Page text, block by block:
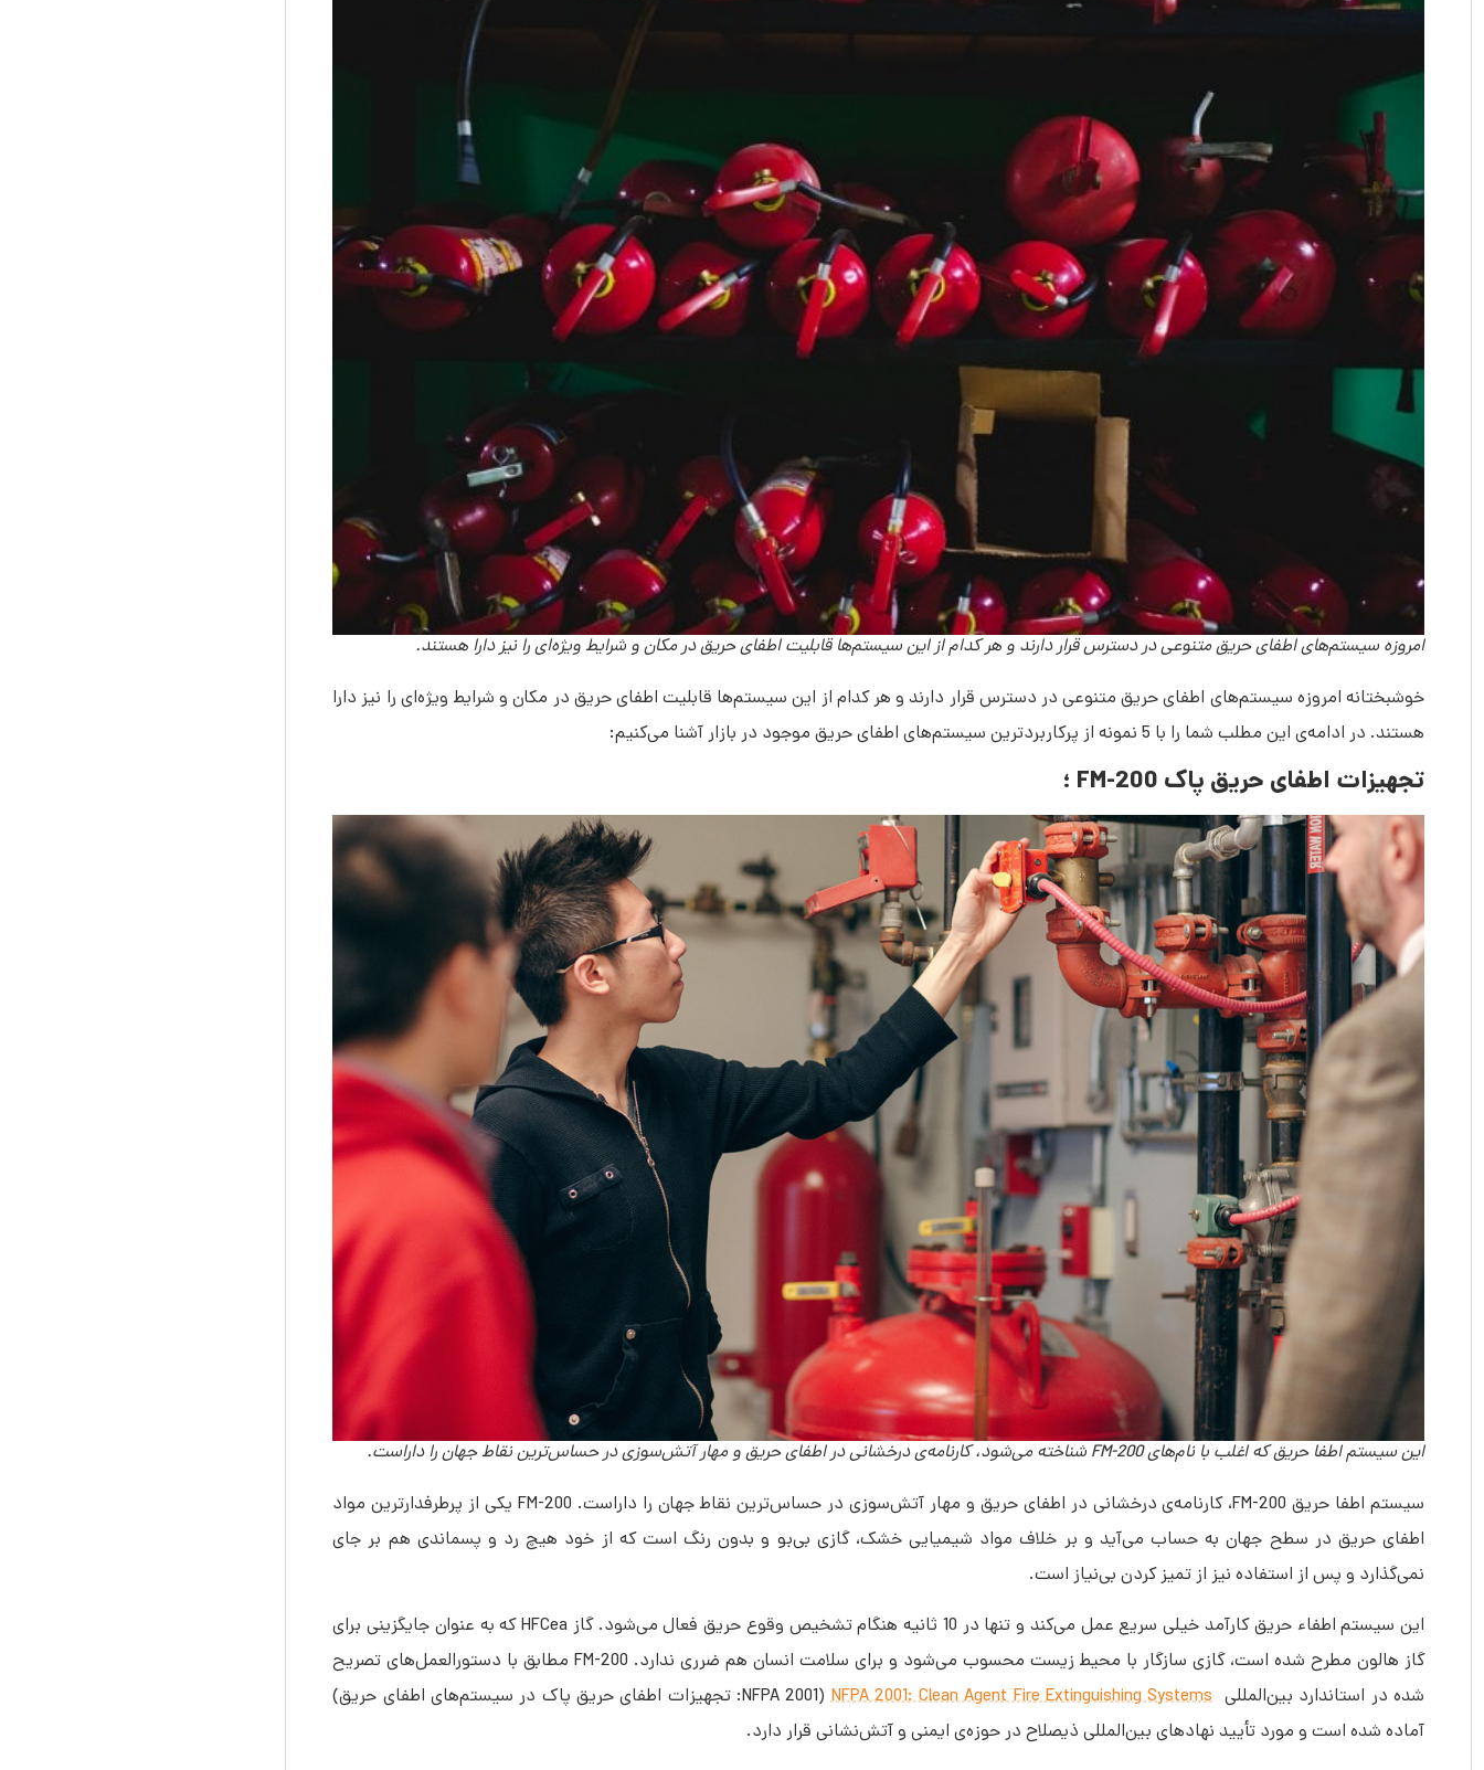
امروزه سیستم‌های اطفای حریق متنوعی در دسترس قرار دارند و هر کدام از این سیستم‌ها قابلیت اطفای حریق در مکان و شرایط ویژه‌ای را نیز دارا هستند.
خوشبختانه امروزه سیستم‌های اطفای حریق متنوعی در دسترس قرار دارند و هر کدام از این سیستم‌ها قابلیت اطفای حریق در مکان و شرایط ویژه‌ای را نیز دارا
هستند. در ادامه‌ی این مطلب شما را با 5 نمونه از پرکاربردترین سیستم‌های اطفای حریق موجود در بازار آشنا می‌کنیم:
تجهیزات اطفای حریق پاک FM-200 ؛
این سیستم اطفا حریق که اغلب با نام‌های FM-200 شناخته می‌‎شود، کارنامه‌ی درخشانی در اطفای حریق و مهار آتش‌سوزی در حساس‌ترین نقاط جهان را داراست.
سیستم اطفا حریق FM-200، کارنامه‎‌ی درخشانی در اطفای حریق و مهار آتش‌سوزی در حساس‌ترین نقاط جهان را داراست. FM-200 یکی از پرطرفدارترین مواد
اطفای حریق در سطح جهان به حساب می‌آید و بر خلاف مواد شیمیایی خشک، گازی بی‌بو و بدون رنگ است که از خود هیچ رد و پسماندی هم بر جای
نمی‌گذارد و پس از استفاده نیز از تمیز کردن بی‌نیاز است.
این سیستم اطفاء حریق کارآمد خیلی سریع عمل می‌‎کند و تنها در 10 ثانیه هنگام تشخیص وقوع حریق فعال می‎‌شود. گاز HFCea که به عنوان جایگزینی برای
گاز هالون مطرح شده است، گازی سازگار با محیط زیست محسوب می‌‎شود و برای سلامت انسان هم ضرری ندارد. FM-200 مطابق با دستورالعمل‌های تصریح
شده در استاندارد بین‌المللی NFPA 2001: Clean Agent Fire Extinguishing Systems
(NFPA 2001: تجهیزات اطفای حریق پاک در سیستم‌های اطفای حریق)
آماده شده است و مورد تأیید نهادهای بین‌المللی ذیصلاح در حوزه‌ی ایمنی و آتش‌نشانی قرار دارد.